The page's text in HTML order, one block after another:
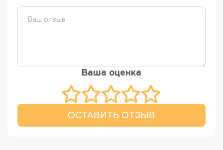
Ваша оценка
ОСТАВИТЬ ОТЗЫВ